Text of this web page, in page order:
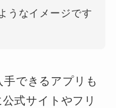
うなイメージです
できるアプリも
式サイトやフリ